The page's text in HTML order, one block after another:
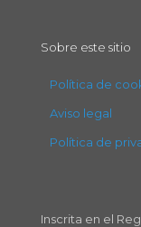
Sobre este sitio
Política de
Aviso legal
Política de
Inscrita en el